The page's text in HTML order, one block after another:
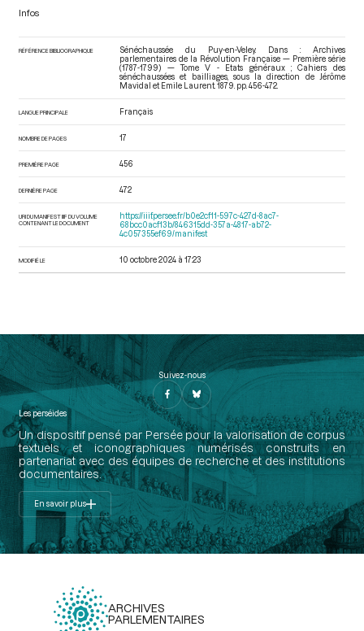
Infos
RÉFÉRENCE BIBLIOGRAPHIQUE
Sénéchaussée du Puy-en-Veley. Dans : Archives
parlementaires de la Révolution Française — Première série
(1787-1799) — Tome V - Etats généraux ; Cahiers des
sénéchaussées et bailliages, sous la direction de Jérôme
Mavidal et Emile Laurent. 1879. pp. 456-472.
LANGUE PRINCIPALE Français
NOMBRE DE PAGES 17
PREMIÈRE PAGE 456
DERNIÈRE PAGE 472
URI DU MANIFEST IIIF DU VOLUME
CONTENANT LE DOCUMENT
https://iiif.persee.fr/b0e2cf11-597c-427d-8ac7-
68bcc0acf13b/846315dd-357a-4817-ab72-
4c057355ef69/manifest
MODIFIÉ LE 10 octobre 2024 à 17:23
Suivez-nous
Les perséides
Un dispositif pensé par Persée pour la valorisation de corpus
textuels et iconographiques numérisés construits en
partenariat avec des équipes de recherche et des institutions
documentaires.
En savoir plus
ARCHIVES
PARLEMENTAIRES